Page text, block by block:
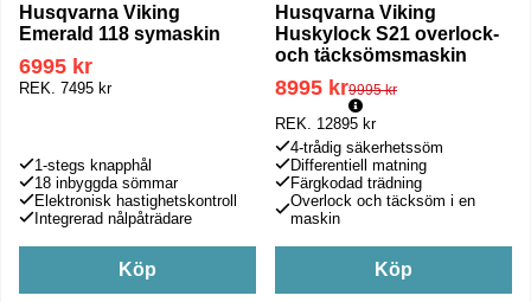
Husqvarna Viking
Emerald 118 symaskin
6995 kr
REK. 7495 kr
1-stegs knapphål
18 inbyggda sömmar
Elektronisk hastighetskontroll
Integrerad nålpåträdare
Köp
Husqvarna Viking
Huskylock S21 overlock-
och täcksömsmaskin
8995 kr
Ordinarie pris:
9995 kr
REK. 12895 kr
4-trådig säkerhetssöm
Differentiell matning
Färgkodad trädning
Overlock och täcksöm i en
maskin
Köp